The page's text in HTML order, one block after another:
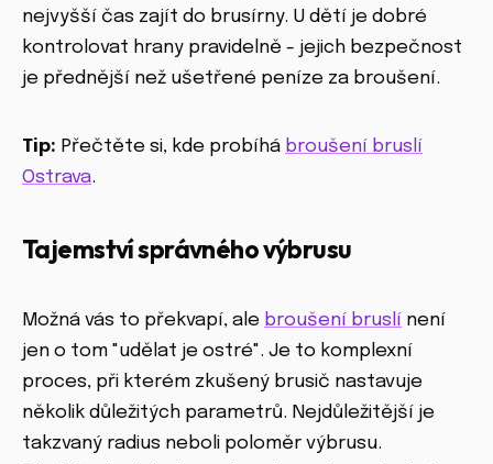
nejvyšší čas zajít do brusírny. U dětí je dobré
kontrolovat hrany pravidelně - jejich bezpečnost
je přednější než ušetřené peníze za broušení.
Tip: Přečtěte si, kde probíhá broušení bruslí
Ostrava.
Tajemství správného výbrusu
Možná vás to překvapí, ale broušení bruslí není
jen o tom "udělat je ostré". Je to komplexní
proces, při kterém zkušený brusič nastavuje
několik důležitých parametrů. Nejdůležitější je
takzvaný radius neboli poloměr výbrusu.